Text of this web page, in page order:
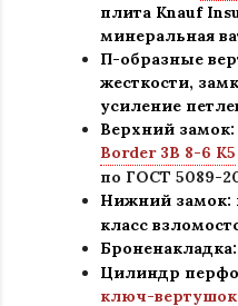
плита Knauf
минеральная
П-образные
жесткости,
усиление
Верхний
Border 3B 8-6 K5
по ГОСТ 5089-
Нижний
класс
Броненакладка:
Цилиндр
ключ-вертушок